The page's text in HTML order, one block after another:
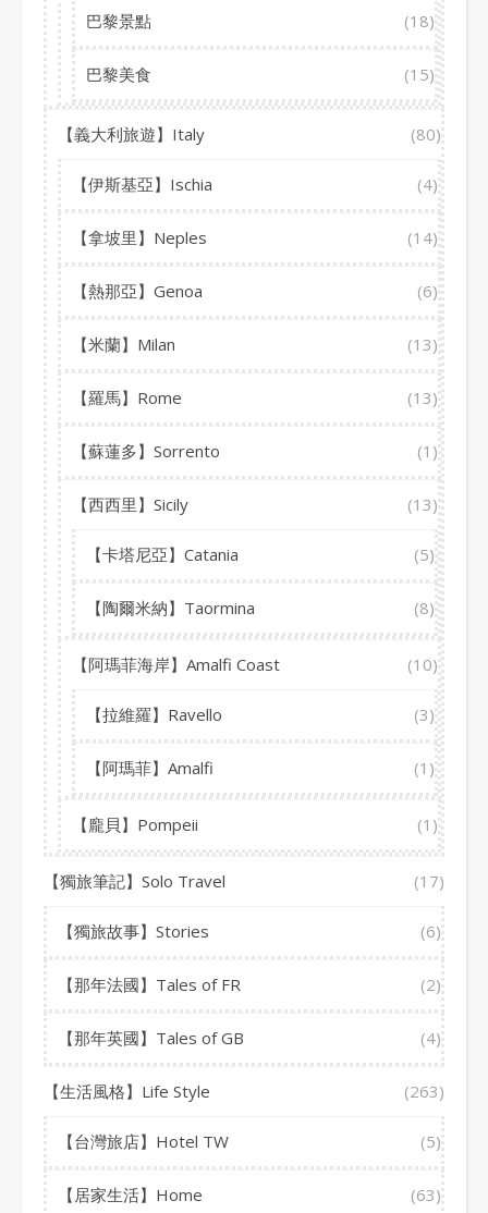
巴黎景點 (18)
巴黎美食 (15)
【義大利旅遊】Italy (80)
【伊斯基亞】Ischia (4)
【拿坡里】Neples (14)
【熱那亞】Genoa (6)
【米蘭】Milan (13)
【羅馬】Rome (13)
【蘇蓮多】Sorrento (1)
【西西里】Sicily (13)
【卡塔尼亞】Catania (5)
【陶爾米納】Taormina (8)
【阿瑪菲海岸】Amalfi Coast (10)
【拉維羅】Ravello (3)
【阿瑪菲】Amalfi (1)
【龐貝】Pompeii (1)
【獨旅筆記】Solo Travel (17)
【獨旅故事】Stories (6)
【那年法國】Tales of FR (2)
【那年英國】Tales of GB (4)
【生活風格】Life Style (263)
【台灣旅店】Hotel TW (5)
【居家生活】Home (63)